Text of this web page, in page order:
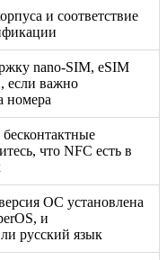
и соответствие
nano-SIM, eSIM
если важно
номера
что NFC есть в
ОС установлена
и
русский язык